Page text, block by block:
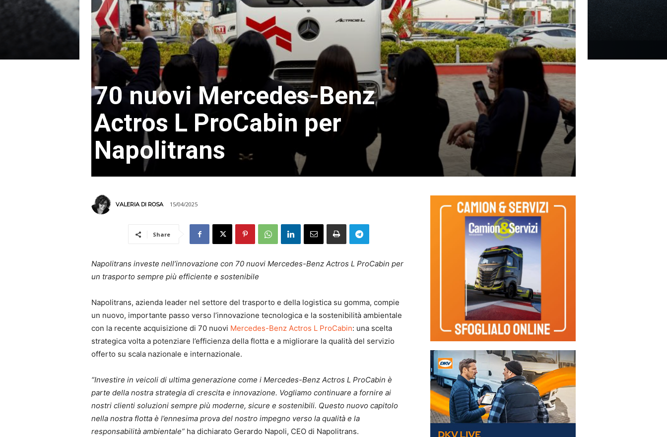
70 nuovi Mercedes-Benz
Actros L ProCabin per
Napolitrans
VALERIA DI ROSA 15/04/2025
Share
Napolitrans investe nell’innovazione con 70 nuovi Mercedes-Benz Actros L ProCabin per
un trasporto sempre più efficiente e sostenibile
Napolitrans, azienda leader nel settore del trasporto e della logistica su gomma, compie
un nuovo, importante passo verso l’innovazione tecnologica e la sostenibilità ambientale
con la recente acquisizione di 70 nuovi Mercedes-Benz Actros L ProCabin: una scelta
strategica volta a potenziare l’efficienza della flotta e a migliorare la qualità del servizio
offerto su scala nazionale e internazionale.
“Investire in veicoli di ultima generazione come i Mercedes-Benz Actros L ProCabin è
parte della nostra strategia di crescita e innovazione. Vogliamo continuare a fornire ai
nostri clienti soluzioni sempre più moderne, sicure e sostenibili. Questo nuovo capitolo
nella nostra flotta è l’ennesima prova del nostro impegno verso la qualità e la
responsabilità ambientale” ha dichiarato Gerardo Napoli, CEO di Napolitrans.